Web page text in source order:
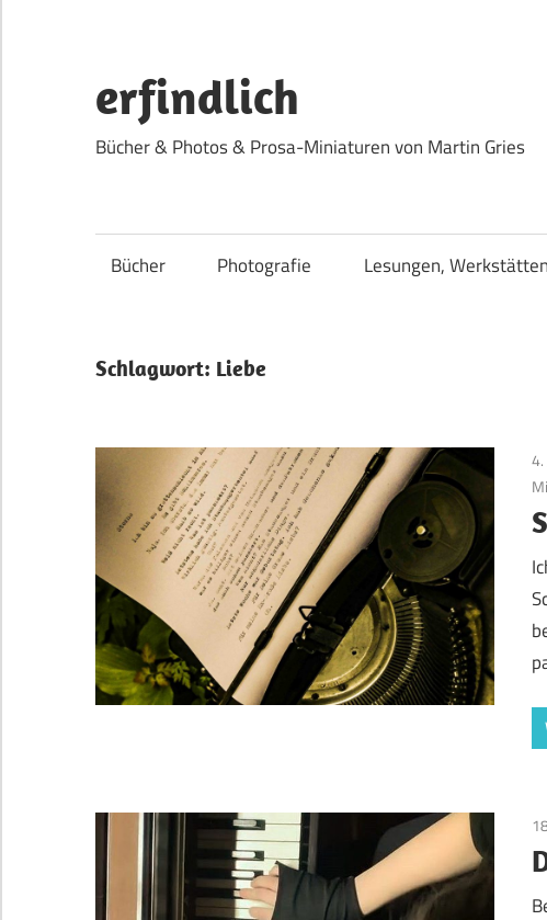
springen
erfindlich
Bücher & Photos & Prosa-Miniaturen von Martin Gries
Bücher Photografie Lesungen,
Schlagwort: Liebe